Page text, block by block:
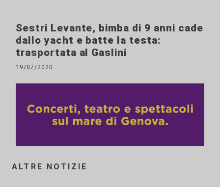
Sestri Levante, bimba di 9 anni cade
dallo yacht e batte la testa:
trasportata al Gaslini
19/07/2020
ALTRE NOTIZIE